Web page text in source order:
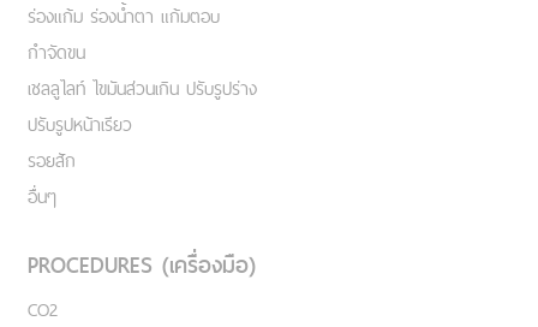
ร่องแก้ม ร่องน้ำตา แก้มตอบ
กำจัดขน
เชลลูไลท์ ไขมันส่วนเกิน ปรับรูปร่าง
ปรับรูปหน้าเรียว
รอยสัก
อื่นๆ
PROCEDURES (เครื่องมือ)
CO2